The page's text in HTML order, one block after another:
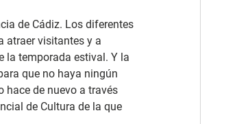
de Cádiz. Los diferentes
atraer visitantes y a
la temporada estival. Y la
que no haya ningún
hace de nuevo a través
de Cultura de la que